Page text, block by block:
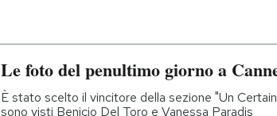
Le foto del penultimo giorno a
È stato scelto il vincitore della sezione "Un
sono visti Benicio Del Toro e Vanessa Paradis